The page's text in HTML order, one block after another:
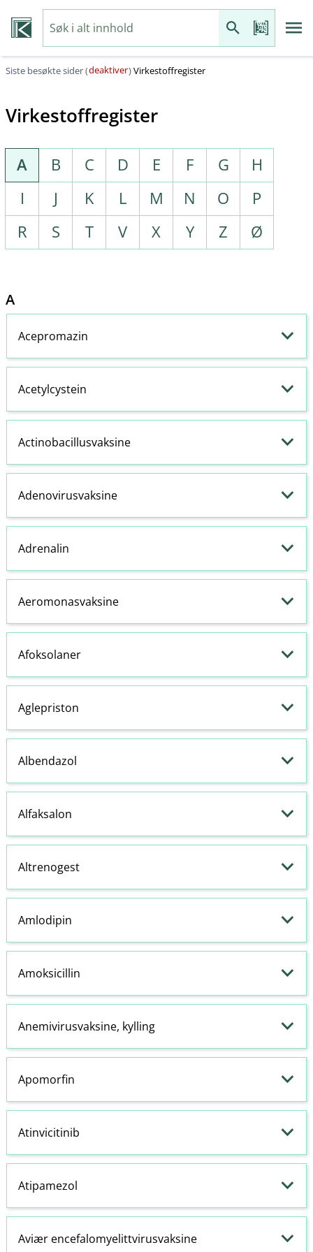
Siste besøkte sider (deaktiver)Virkestoffregister
Virkestoffregister
A B C D E F G
H
I
J K L M N O
P
R
S T V X Y Z Ø
A
Acepromazin
Acetylcystein
Actinobacillusvaksine
Adenovirusvaksine
Adrenalin
Aeromonasvaksine
Afoksolaner
Aglepriston
Albendazol
Alfaksalon
Altrenogest
Amlodipin
Amoksicillin
Anemivirusvaksine, kylling
Apomorfin
Atinvicitinib
Atipamezol
Aviær encefalomyelittvirusvaksine